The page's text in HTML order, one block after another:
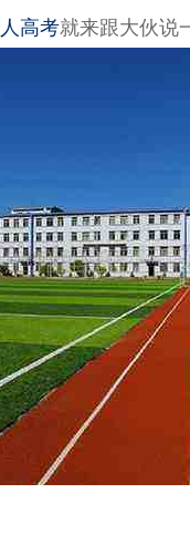
高考就来跟大伙说